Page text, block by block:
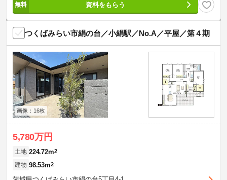
資料をもらう
つくばみらい市絹の台／小絹駅／No.A／平屋／第４期
画像：16枚
5,780万円
土地 224.72m2
建物 98.53m2